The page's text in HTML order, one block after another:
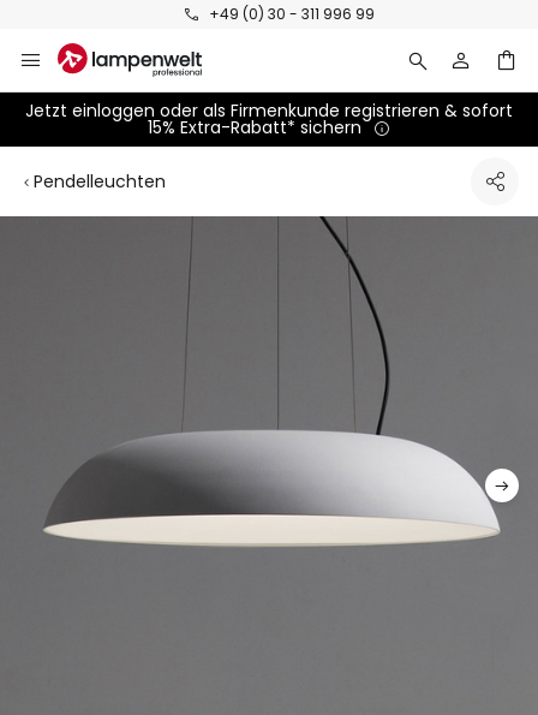
+49 (0) 30 - 311 996 99
Inhalt
springen
Jetzt einloggen oder als Firmenkunde registrieren & sofort
15% Extra-Rabatt* sichern
Pendelleuchten